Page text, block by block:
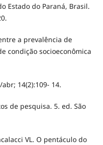
Estado do Paraná, Brasil.
a prevalência de
condição socioeconômica
14(2):109- 14.
de pesquisa. 5. ed. São
VL. O pentáculo do